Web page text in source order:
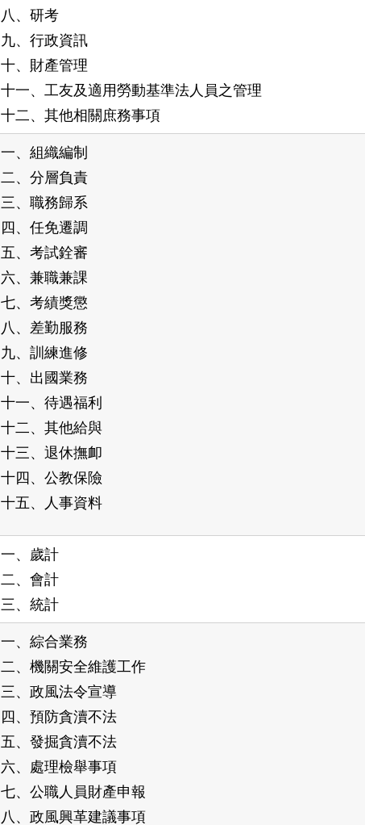
八、研考
九、行政資訊
十、財產管理
十一、工友及適用勞動基準法人員之管理
十二、其他相關庶務事項
一、組織編制
二、分層負責
三、職務歸系
四、任免遷調
五、考試銓審
六、兼職兼課
七、考績獎懲
八、差勤服務
九、訓練進修
十、出國業務
十一、待遇福利
十二、其他給與
十三、退休撫卹
十四、公教保險
十五、人事資料
一、歲計
二、會計
三、統計
一、綜合業務
二、機關安全維護工作
三、政風法令宣導
四、預防貪瀆不法
五、發掘貪瀆不法
六、處理檢舉事項
七、公職人員財產申報
八、政風興革建議事項